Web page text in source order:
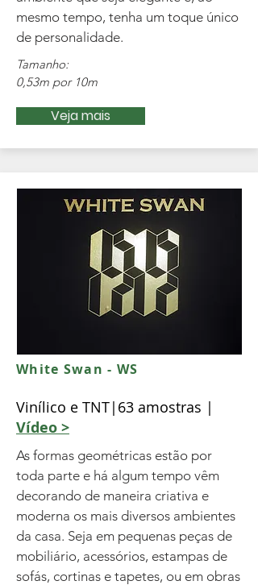
mesmo tempo, tenha um toque único
de personalidade.
Tamanho:
0,53m por 10m
Veja mais
White Swan - WS
Vinílico e TNT|63 amostras |
Vídeo >
As formas geométricas estão por
toda parte e há algum tempo vêm
decorando de maneira criativa e
moderna os mais diversos ambientes
da casa. Seja em pequenas peças de
mobiliário, acessórios, estampas de
sofás, cortinas e tapetes, ou em obras